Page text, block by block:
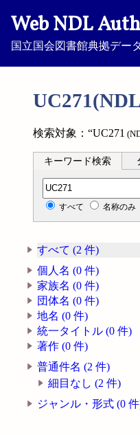
Web NDL
国立国会図書館典拠デー
検索対象：“UC271
キーワード検索
分類記号検索
すべて 名称のみ
すべて (2 件)
個人名 (0 件)
家族名 (0 件)
団体名 (0 件)
地名 (0 件)
統一タイトル (0 件)
著作 (0 件)
普通件名 (2 件)
細目なし (2 件)
ジャンル・形式 (0